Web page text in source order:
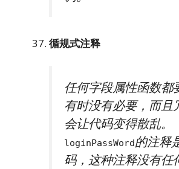
循规式注释
任何字段属性函数都
有时没有必要，而且
会让代码变得散乱。
loginPassWord的注释
码，这种注释没有任